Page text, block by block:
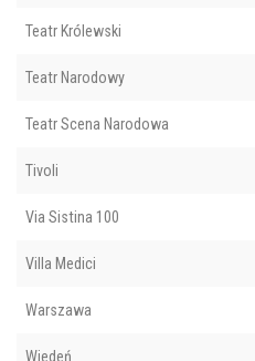
Teatr Królewski
Teatr Narodowy
Teatr Scena Narodowa
Tivoli
Via Sistina 100
Villa Medici
Warszawa
Wiedeń